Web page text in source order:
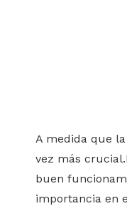
A medida que
vez más
buen
importancia en